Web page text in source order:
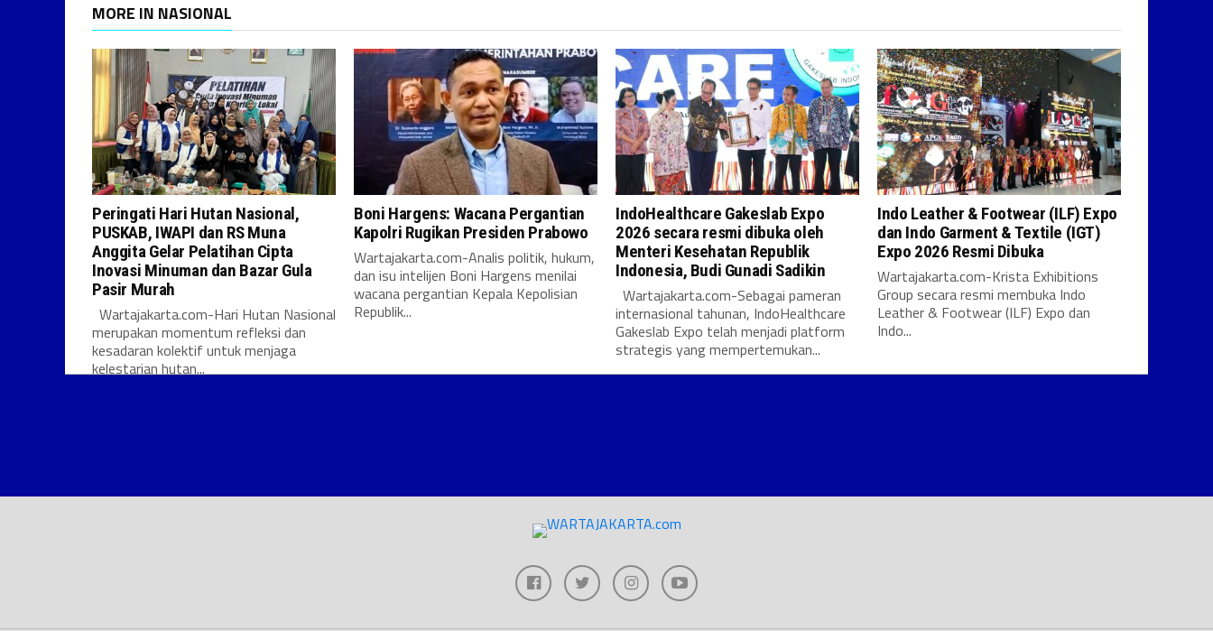
MORE IN NASIONAL
Peringati Hari Hutan Nasional,
PUSKAB, IWAPI dan RS Muna
Anggita Gelar Pelatihan Cipta
Inovasi Minuman dan Bazar Gula
Pasir Murah
Wartajakarta.com-Hari Hutan Nasional
merupakan momentum refleksi dan
kesadaran kolektif untuk menjaga
kelestarian hutan...
Boni Hargens: Wacana Pergantian
Kapolri Rugikan Presiden Prabowo
Wartajakarta.com-Analis politik, hukum,
dan isu intelijen Boni Hargens menilai
wacana pergantian Kepala Kepolisian
Republik...
IndoHealthcare Gakeslab Expo
2026 secara resmi dibuka oleh
Menteri Kesehatan Republik
Indonesia, Budi Gunadi Sadikin
Wartajakarta.com-Sebagai pameran
internasional tahunan, IndoHealthcare
Gakeslab Expo telah menjadi platform
strategis yang mempertemukan...
Indo Leather & Footwear (ILF) Expo
dan Indo Garment & Textile (IGT)
Expo 2026 Resmi Dibuka
Wartajakarta.com-Krista Exhibitions
Group secara resmi membuka Indo
Leather & Footwear (ILF) Expo dan
Indo...